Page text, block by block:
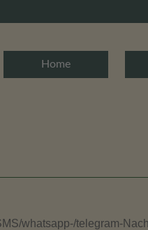
Home
whatsapp-/telegram-